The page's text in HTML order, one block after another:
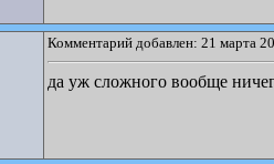
Комментарий добавлен: 21 марта
да уж сложного вообще